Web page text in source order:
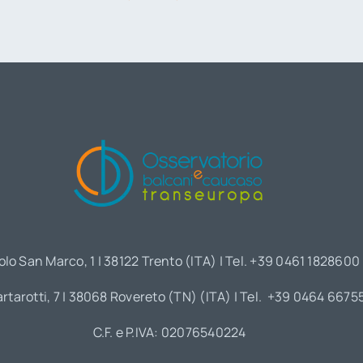
San Marco, 1 | 38122 Trento (ITA) | Tel. +39 0461 1828600
7 | 38068 Rovereto (TN) (ITA) | Tel. +39 0464
C.F. e P.IVA: 02076540224